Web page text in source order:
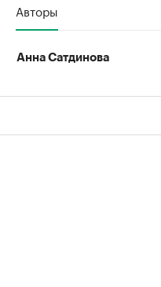
Авторы
Анна Сатдинова